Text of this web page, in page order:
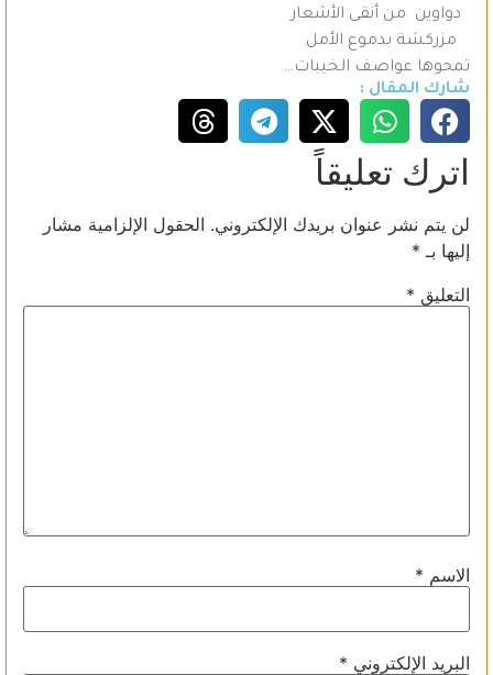
دواوين من أنقى الأشعار
مزركشة بدموع الأمل
تمحوها عواصف الخيبات…
شارك المقال :
اترك تعليقاً
لن يتم نشر عنوان بريدك الإلكتروني. الحقول الإلزامية مشار
إليها بـ *
التعليق *
الاسم *
البريد الإلكتروني *